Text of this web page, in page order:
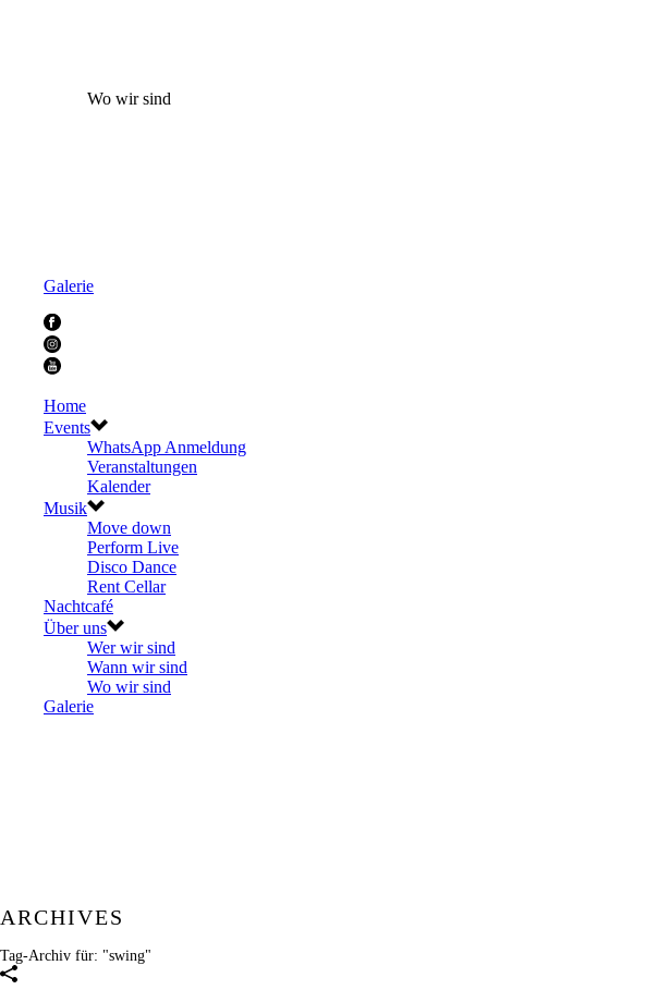
Wo wir sind
Galerie
Home
Events
WhatsApp Anmeldung
Veranstaltungen
Kalender
Musik
Move down
Perform Live
Disco Dance
Rent Cellar
Nachtcafé
Über uns
Wer wir sind
Wann wir sind
Wo wir sind
Galerie
ARCHIVES
Tag-Archiv für: "swing"